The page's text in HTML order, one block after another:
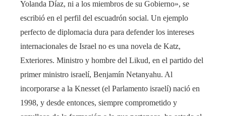
Yolanda Díaz, ni a los miembros de su Gobierno», se
escribió en el perfil del escuadrón social. Un ejemplo
perfecto de diplomacia dura para defender los intereses
internacionales de Israel no es una novela de Katz,
Exteriores. Ministro y hombre del Likud, en el partido del
primer ministro israelí, Benjamín Netanyahu. Al
incorporarse a la Knesset (el Parlamento israelí) nació en
1998, y desde entonces, siempre comprometido y